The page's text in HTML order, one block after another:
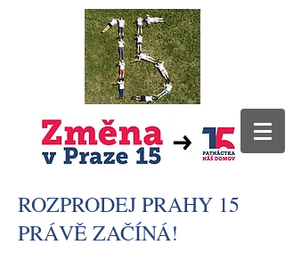
ROZPRODEJ PRAHY 15
PRÁVĚ ZAČÍNÁ!